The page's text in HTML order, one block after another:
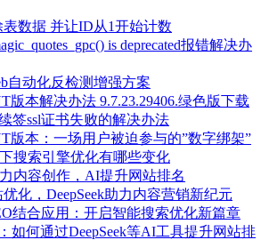
表数据 并让ID从1开始计数
is deprecated报错解决办
自动化反检测增强方案
版本解决办法 9.7.23.29406.绿色版下载
签ssl证书失败的解决办法
版本：一场用户被迫参与的”数字绑架”
下搜索引擎优化有哪些变化
力内容创作，AI提升网站排名
化，DeepSeek助力内容营销新纪元
结合应用：开启智能搜索优化新篇章
如何通过DeepSeek等AI工具提升网站排